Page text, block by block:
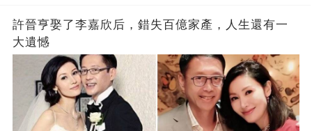
許晉亨娶了李嘉欣后，錯失百億家產，人生還有一
大遺憾